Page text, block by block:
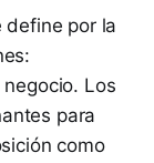
define por la
Los
para
como